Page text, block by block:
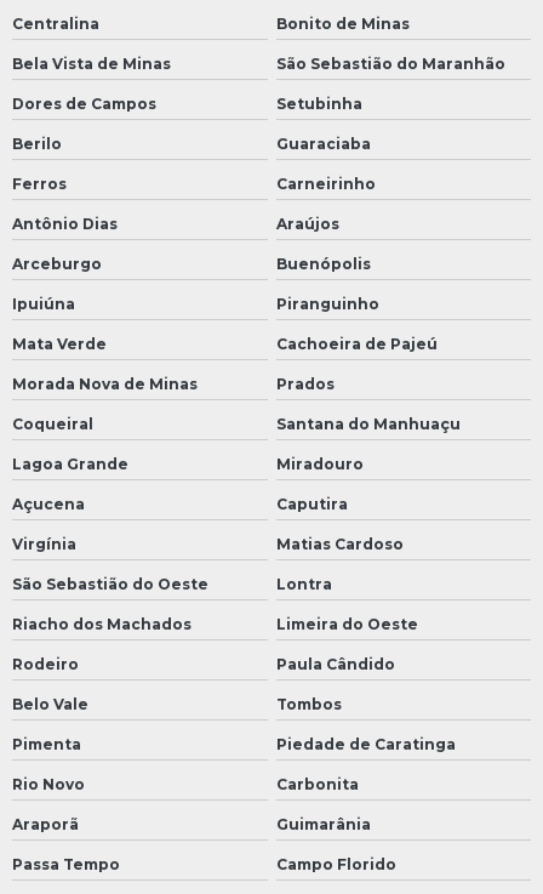
Centralina Bonito de Minas
Bela Vista de Minas São Sebastião do Maranhão
Dores de Campos Setubinha
Berilo Guaraciaba
Ferros Carneirinho
Antônio Dias Araújos
Arceburgo Buenópolis
Ipuiúna Piranguinho
Mata Verde Cachoeira de Pajeú
Morada Nova de Minas Prados
Coqueiral Santana do Manhuaçu
Lagoa Grande Miradouro
Açucena Caputira
Virgínia Matias Cardoso
São Sebastião do Oeste Lontra
Riacho dos Machados Limeira do Oeste
Rodeiro Paula Cândido
Belo Vale Tombos
Pimenta Piedade de Caratinga
Rio Novo Carbonita
Araporã Guimarânia
Passa Tempo Campo Florido